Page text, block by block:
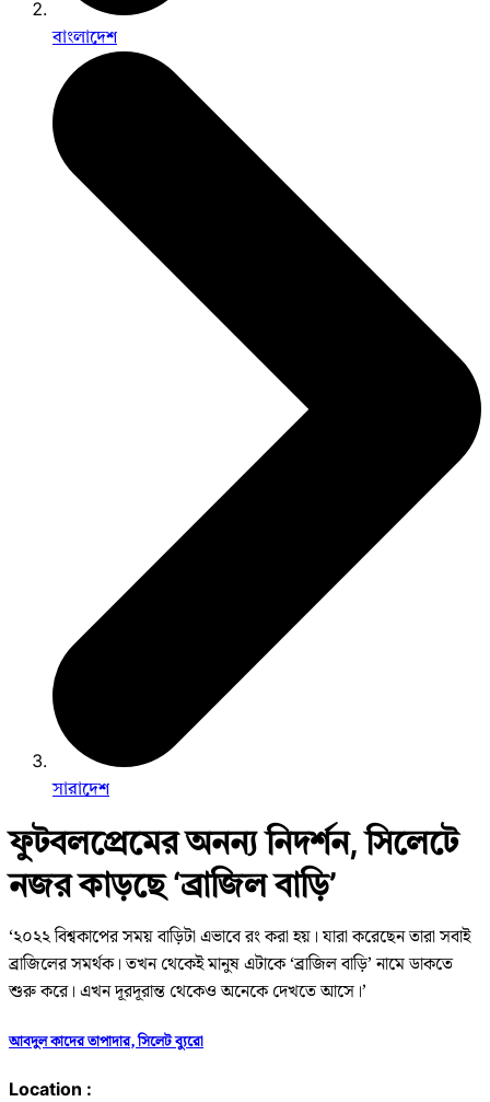
বাংলাদেশ
সারাদেশ
ফুটবলপ্রেমের অনন্য নিদর্শন, সিলেটে
নজর কাড়ছে ‘ব্রাজিল বাড়ি’
‘২০২২ বিশ্বকাপের সময় বাড়িটা এভাবে রং করা হয়। যারা করেছেন তারা সবাই
ব্রাজিলের সমর্থক। তখন থেকেই মানুষ এটাকে ‘ব্রাজিল বাড়ি’ নামে ডাকতে
শুরু করে। এখন দূরদূরান্ত থেকেও অনেকে দেখতে আসে।’
আবদুল কাদের তাপাদার, সিলেট ব্যুরো
Location :